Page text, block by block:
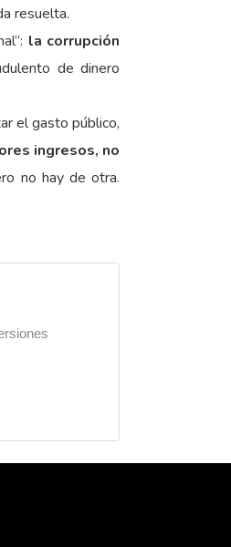
resuelta.
la corrupción
de dinero
el gasto público,
ingresos, no
no hay de otra.